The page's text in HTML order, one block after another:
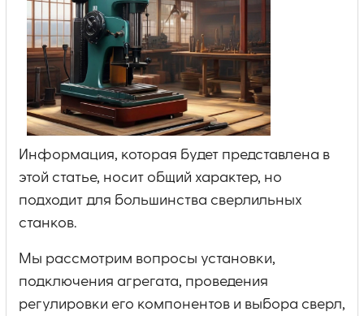
Информация, которая будет представлена в
этой статье, носит общий характер, но
подходит для большинства сверлильных
станков.
Мы рассмотрим вопросы установки,
подключения агрегата, проведения
регулировки его компонентов и выбора сверл,